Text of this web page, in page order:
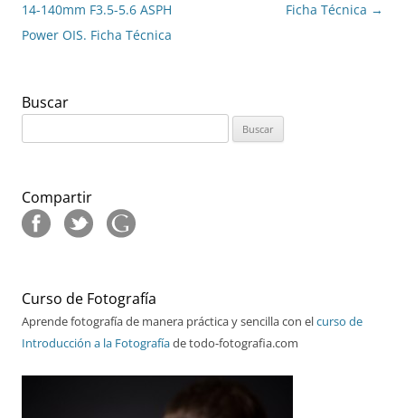
de
entradas
14-140mm F3.5-5.6 ASPH
Power OIS. Ficha Técnica
Ficha Técnica →
Buscar
Compartir
Curso de Fotografía
Aprende fotografía de manera práctica y sencilla con elcurso de
Introducción a la Fotografíade todo-fotografia.com